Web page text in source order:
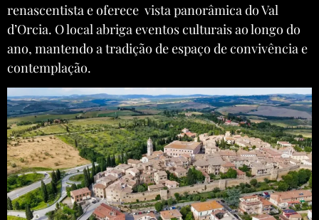
renascentista e oferece vista panorâmica do Val
d’Orcia. O local abriga eventos culturais ao longo do
ano, mantendo a tradição de espaço de convivência e
contemplação.